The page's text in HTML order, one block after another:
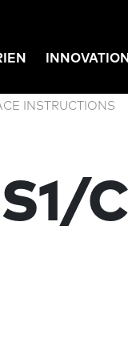
INNOVATION
INSTRUCTIONS